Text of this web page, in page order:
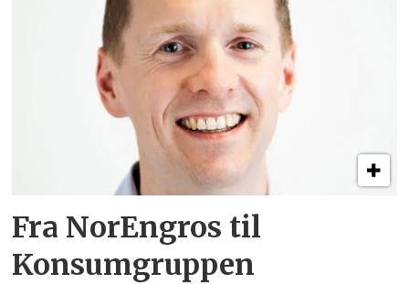
Fra NorEngros til
Konsumgruppen